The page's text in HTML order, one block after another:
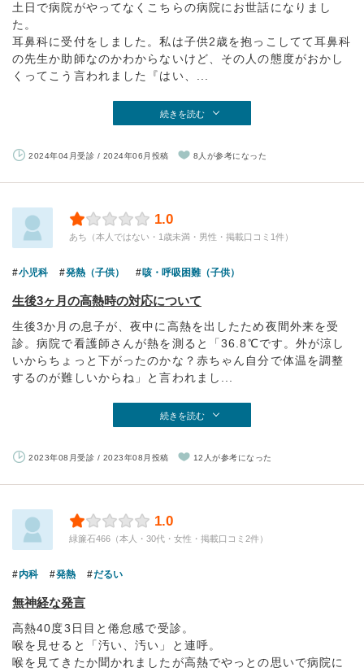
土日で病院がやってなくこちらの病院にお世話になりまし
た。
耳鼻科に受付をしました。私は子供2歳を抱っこしてて耳鼻科
の先生か助師なのかわからないけど、その人の態度がおかし
くってこう言われました『はい、...
続きを読む
2024年04月受診 / 2024年06月投稿 8人が参考になった
1.0
あち（本人ではない・1歳未満・男性・掲載口コミ1件）
小児科 発熱（子供） 咳・呼吸困難（子供）
生後3ヶ月の高熱時の対応について
生後3か月の息子が、夜中に高熱を出したため夜間外来を受
診。病院で看護師さんが熱を測ると「36.8℃です。外が涼し
いからちょっと下がったのかな？赤ちゃん自分で体温を調整
するのが難しいからね」と言われまし...
続きを読む
2023年08月受診 / 2023年08月投稿 12人が参考になった
1.0
緑簾石466（本人・30代・女性・掲載口コミ2件）
内科 発熱 だるい
無神経な発言
高熱40度3日目と倦怠感で受診。
喉を見せると「汚い、汚い」と連呼。
喉を見てきたか聞かれましたが高熱でやっとの思いで病院に